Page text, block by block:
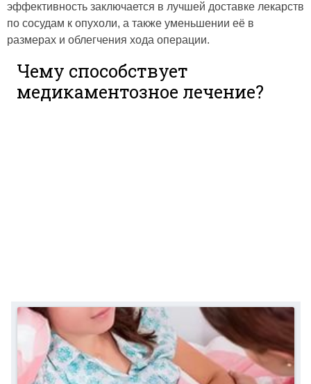
эффективность заключается в лучшей доставке лекарств
по сосудам к опухоли, а также уменьшении её в
размерах и облегчения хода операции.
Чему способствует
медикаментозное лечение?